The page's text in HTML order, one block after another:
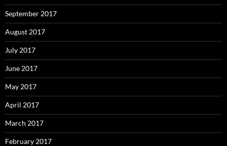
September 2017
August 2017
July 2017
June 2017
May 2017
April 2017
March 2017
February 2017